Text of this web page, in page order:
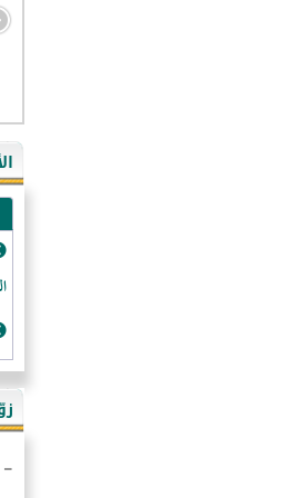
-
-
-
-
-
-
-
-